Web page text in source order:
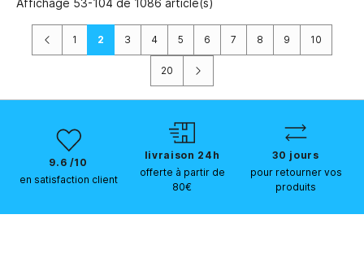
Affichage 53-104 de 1086 article(s)
Précédent
1 2 3 4 5 6 7 8 9 10
20 Suivant
9.6 /10
en satisfaction client
livraison 24h
offerte à partir de
80€
30 jours
pour retourner vos
produits